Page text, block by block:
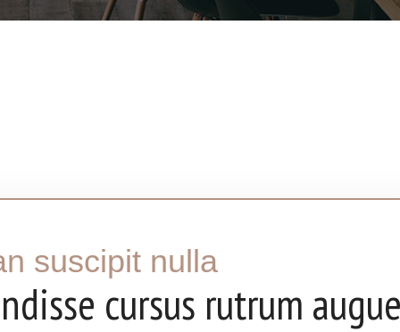
suscipit nulla
cursus rutrum